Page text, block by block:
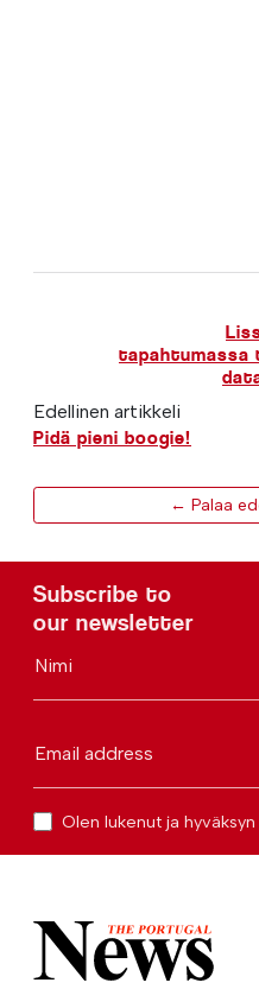
tapahtumassa
Edellinen artikkeli
Pidä pieni boogie!
← Palaa
Subscribe to
our newsletter
Nimi
Email address
Olen lukenut ja hyväksyn